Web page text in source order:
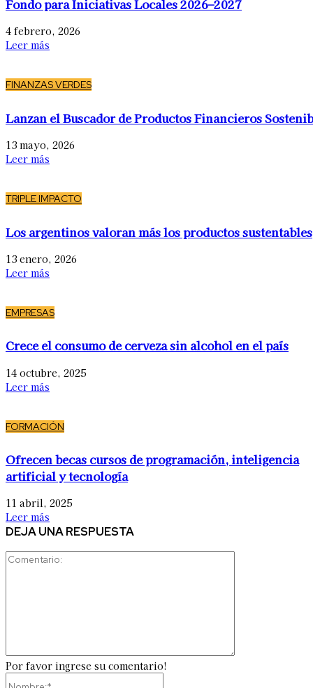
Fondo para Iniciativas Locales 2026–2027
4 febrero, 2026
Leer más
FINANZAS VERDES
Lanzan el Buscador de Productos Financieros
13 mayo, 2026
Leer más
TRIPLE IMPACTO
Los argentinos valoran más los productos sustentables
13 enero, 2026
Leer más
EMPRESAS
Crece el consumo de cerveza sin alcohol en el país
14 octubre, 2025
Leer más
FORMACIÓN
Ofrecen becas cursos de programación, inteligencia
artificial y tecnología
11 abril, 2025
Leer más
DEJA UNA RESPUESTA
Por favor ingrese su comentario!